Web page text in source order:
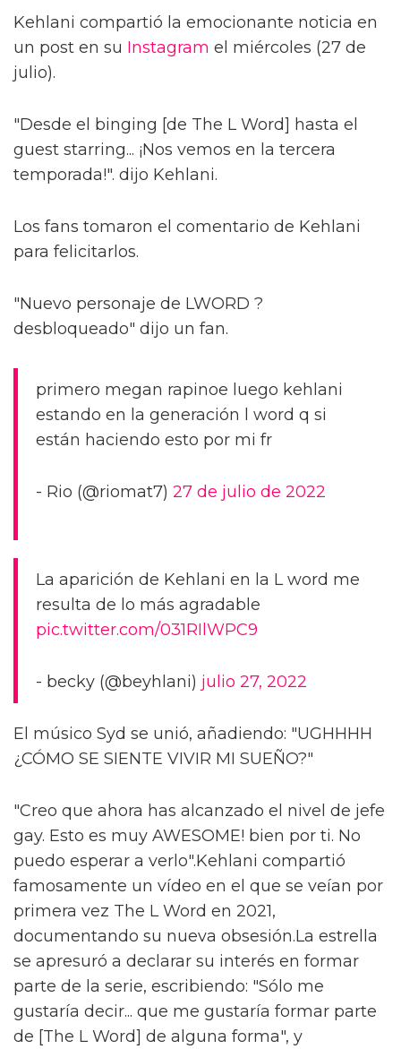
Kehlani compartió la emocionante noticia en
un post en su Instagram el miércoles (27 de
julio).
"Desde el binging [de The L Word] hasta el
guest starring... ¡Nos vemos en la tercera
temporada!". dijo Kehlani.
Los fans tomaron el comentario de Kehlani
para felicitarlos.
"Nuevo personaje de LWORD ?
desbloqueado" dijo un fan.
primero megan rapinoe luego kehlani
estando en la generación l word q si
están haciendo esto por mi fr
- Rio (@riomat7) 27 de julio de 2022
La aparición de Kehlani en la L word me
resulta de lo más agradable
pic.twitter.com/031RIlWPC9
- becky (@beyhlani) julio 27, 2022
El músico Syd se unió, añadiendo: "UGHHHH
¿CÓMO SE SIENTE VIVIR MI SUEÑO?"
"Creo que ahora has alcanzado el nivel de jefe
gay. Esto es muy AWESOME! bien por ti. No
puedo esperar a verlo".Kehlani compartió
famosamente un vídeo en el que se veían por
primera vez The L Word en 2021,
documentando su nueva obsesión.La estrella
se apresuró a declarar su interés en formar
parte de la serie, escribiendo: "Sólo me
gustaría decir... que me gustaría formar parte
de [The L Word] de alguna forma", y